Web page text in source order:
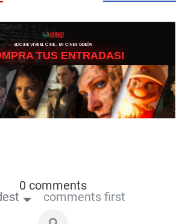
3DCINE VIVE EL CINE… EN CINES ODEÓN
TUS ENTRADAS!
0 comments
comments first